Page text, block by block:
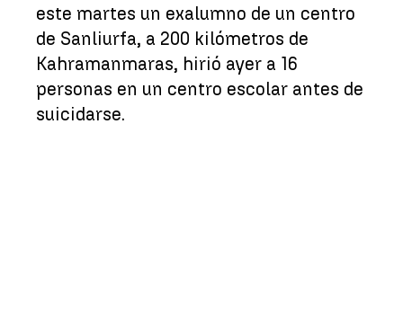
este martes un exalumno de un centro
de Sanliurfa, a 200 kilómetros de
Kahramanmaras, hirió ayer a 16
personas en un centro escolar antes de
suicidarse.